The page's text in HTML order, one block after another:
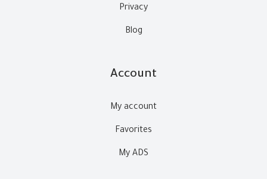
Privacy
Blog
Account
My account
Favorites
My ADS